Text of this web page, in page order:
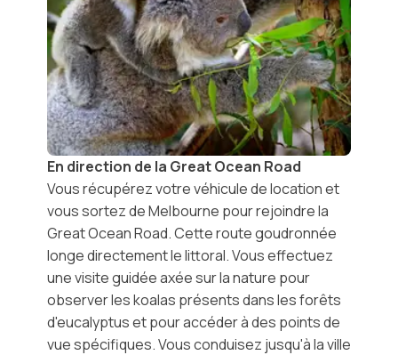
En direction de la Great Ocean Road
Vous récupérez votrevéhicule de locationet
vous sortez de Melbourne pour rejoindre la
Great Ocean Road. Cette route goudronnée
longe directement le littoral. Vous effectuez
une visite guidée axée sur la nature pour
observer leskoalas présents dans lesforêts
d'eucalyptuset pour accéder à des points de
vue spécifiques. Vous conduisez jusqu'à la ville